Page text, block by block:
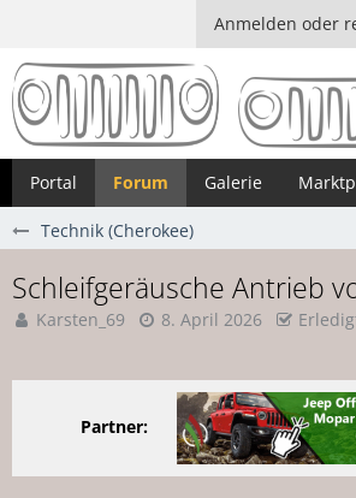
Anmelden oder
Portal Forum Galerie
Technik (Cherokee)
Schleifgeräusche Antrieb
Karsten_69 8. April 2026
Partner: